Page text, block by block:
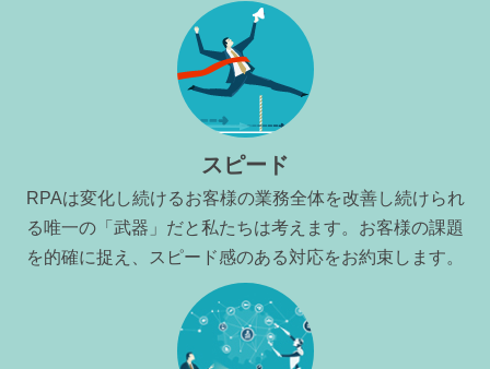
スピード
RPAは変化し続けるお客様の業務全体を改善し続けられ
る唯一の「武器」だと私たちは考えます。お客様の課題
を的確に捉え、スピード感のある対応をお約束します。